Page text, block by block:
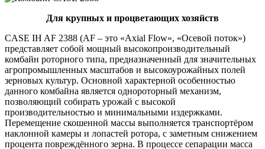
Для крупных и процветающих хозяйств
CASE IH AF 2388 (AF – это «Axial Flow», «Осевой поток»)
представляет собой мощный высокопроизводительный
комбайн роторного типа, предназначенный для значительных
агропромышленных масштабов и высокоурожайных полей
зерновых культур. Основной характерной особенностью
данного комбайна является однороторный механизм,
позволяющий собирать урожай с высокой
производительностью и минимальными издержками.
Перемещение скошенной массы выполняется транспортёром
наклонной камеры и лопастей ротора, с заметным снижением
процента повреждённого зерна. В процессе сепарации масса